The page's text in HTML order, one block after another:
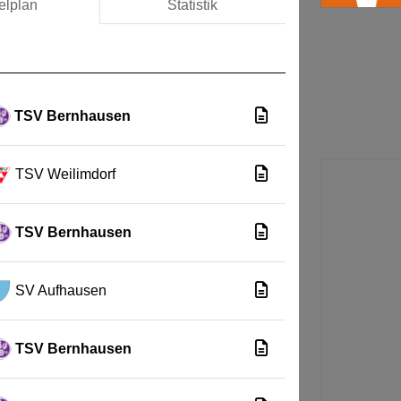
Statistik
TSV Bernhausen
TSV Weilimdorf
TSV Bernhausen
SV Aufhausen
TSV Bernhausen